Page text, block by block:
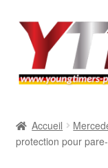
Aller
navigation
Aller
contenu
BMW
Accueil
protection pour